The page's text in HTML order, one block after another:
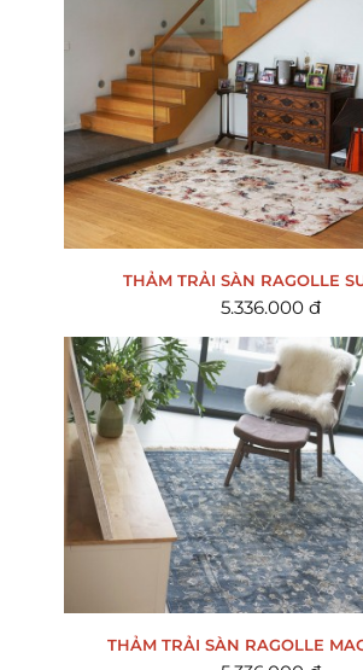
THẢM TRẢI SÀN RAGOLLE
5.336.000 đ
THẢM TRẢI SÀN RAGOLLE